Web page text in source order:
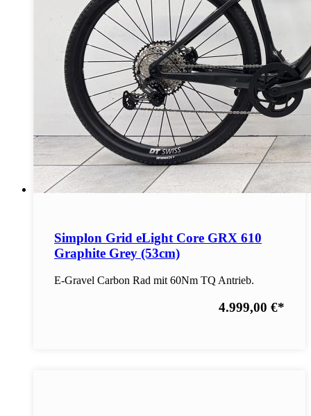
Simplon Grid eLight Core GRX 610
Graphite Grey (53cm)
E-Gravel Carbon Rad mit 60Nm TQ Antrieb.
4.999,00 €*